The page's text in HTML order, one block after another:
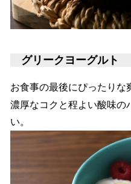
グリークヨーグルト
お食事の最後にぴったりな
濃厚なコクと程よい酸味の
い。